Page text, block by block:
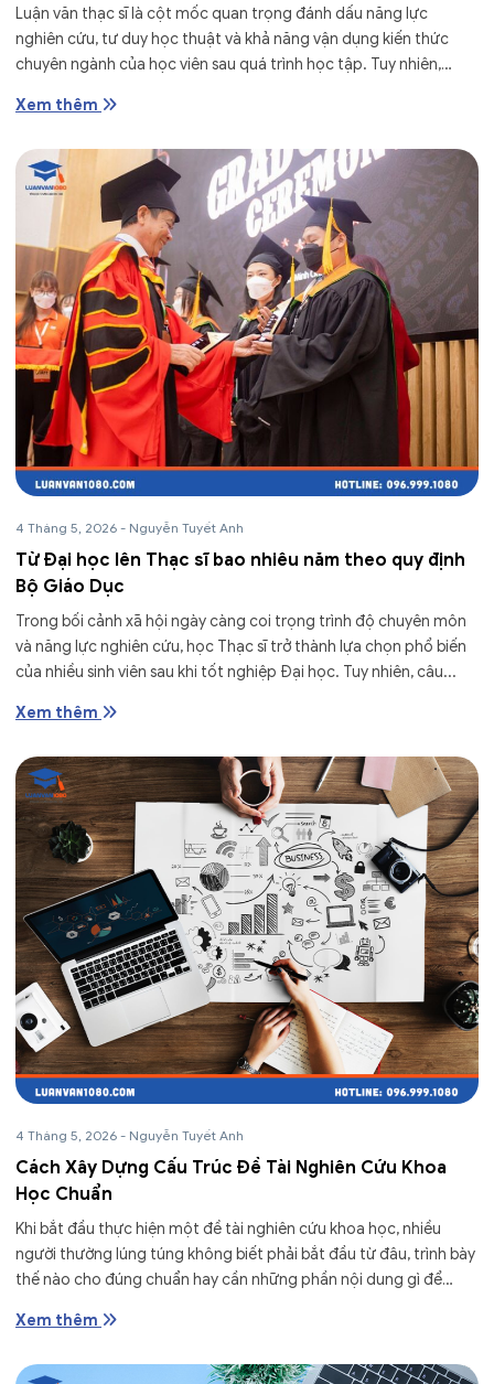
Luận văn thạc sĩ là cột mốc quan trọng đánh dấu năng lực
nghiên cứu, tư duy học thuật và khả năng vận dụng kiến thức
chuyên ngành của học viên sau quá trình học tập. Tuy nhiên,
Xem thêm
4 Tháng 5, 2026 - Nguyễn Tuyết Anh
Từ Đại học lên Thạc sĩ bao nhiêu năm theo quy định
Bộ Giáo Dục
Trong bối cảnh xã hội ngày càng coi trọng trình độ chuyên môn
và năng lực nghiên cứu, học Thạc sĩ trở thành lựa chọn phổ biến
của nhiều sinh viên sau khi tốt nghiệp Đại học. Tuy nhiên, câu...
Xem thêm
4 Tháng 5, 2026 - Nguyễn Tuyết Anh
Cách Xây Dựng Cấu Trúc Đề Tài Nghiên Cứu Khoa
Học Chuẩn
Khi bắt đầu thực hiện một đề tài nghiên cứu khoa học, nhiều
người thường lúng túng không biết phải bắt đầu từ đâu, trình bày
thế nào cho đúng chuẩn hay cần những phần nội dung gì để
Xem thêm